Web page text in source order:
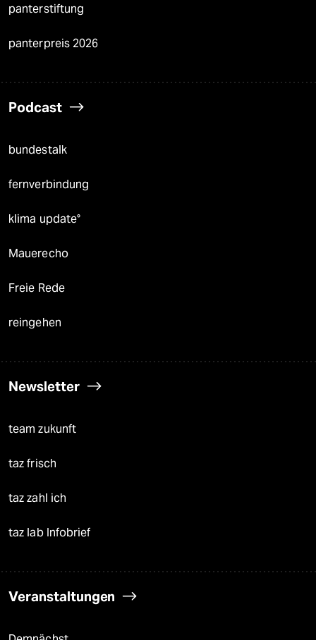
panterstiftung
panterpreis 2026
Podcast
bundestalk
fernverbindung
klima update°
Mauerecho
Freie Rede
reingehen
Newsletter
team zukunft
taz frisch
taz zahl ich
taz lab Infobrief
Veranstaltungen